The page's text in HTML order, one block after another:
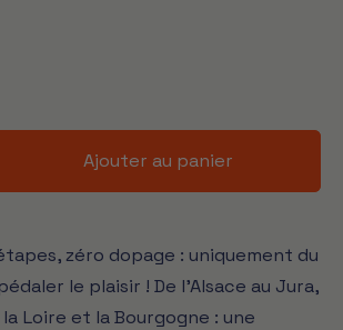
Ajouter au panier
zéro dopage : uniquement du
le plaisir ! De l’Alsace au Jura,
Loire et la Bourgogne : une